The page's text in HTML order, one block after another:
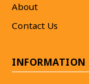
About
Contact Us
INFORMATION